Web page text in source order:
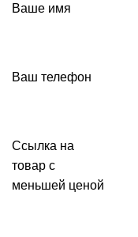
Ваше имя
Ваш телефон
Ссылка на
товар с
меньшей ценой